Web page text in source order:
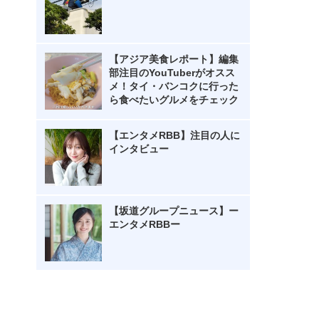
【アジア美食レポート】編集
部注目のYouTuberがオスス
メ！タイ・バンコクに行った
ら食べたいグルメをチェック
【エンタメRBB】注目の人に
インタビュー
【坂道グループニュース】ー
エンタメRBBー